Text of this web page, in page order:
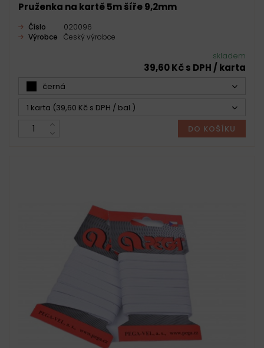
Pruženka na kartě 5m šíře 9,2mm
Číslo
020096
Výrobce
Český výrobce
skladem
39,60 Kč s DPH / karta
černá
1 karta (39,60 Kč s DPH / bal.)
DO KOŠÍKU